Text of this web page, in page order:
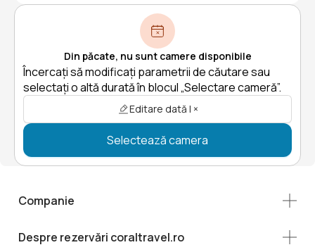
Din păcate, nu sunt camere disponibile
Încercați să modificați parametrii de căutare sau
selectați o altă durată în blocul „Selectare cameră”.
Editare dată | ×
Selectează camera
Companie
Despre rezervări coraltravel.ro